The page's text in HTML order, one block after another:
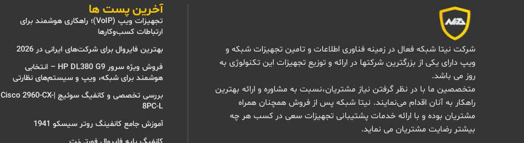
شرکت نیتا شبکه فعال در زمینه فناوری اطلاعات و تامین تجهیزات شبکه و
ویپ دارای یکی از بزرگترین شرکتها در ارائه و توزیع تجهیزات این تکنولوژی به
روز می باشد.
متخصصین ما با در نظر گرفتن نیاز مشتریان،نسبت به مشاوره و ارائه بهترین
راهکار به آنان اقدام می‌نمایند. نیتا شبکه پس از فروش همچنان همراه
مشتریان بوده و با ارائه خدمات پشتیبانی تجهیزات سعی در کسب هر چه
بیشتر رضایت مشتریان می نماید.
آخرین پست ها
تجهیزات ویپ (VoIP)؛ راهکاری هوشمند برای
ارتباطات کسب‌وکارها
بهترین فایروال برای شرکت‌های ایرانی در 2026
فروش ویژه سرور HP DL380 G9 – انتخابی
هوشمند برای شبکه، ویپ و سیستم‌های نظارتی
بررسی تخصصی و کانفیگ سوئیچ |Cisco 2960-CX-
8PC-L
آموزش جامع کانفینگ روتر سیسکو 1941